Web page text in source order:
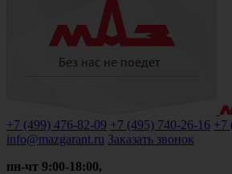
+7 (499) 476-82-09 +7 (495) 740-26-16 +7
info@mazgarant.ru Заказать звонок
пн-чт 9:00-18:00,